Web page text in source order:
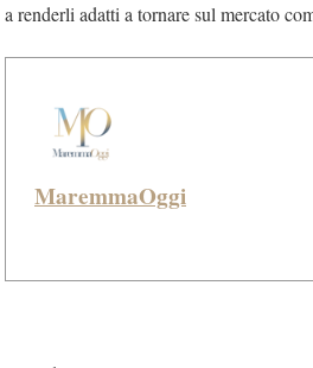
a renderli adatti a tornare sul mercato
MaremmaOggi